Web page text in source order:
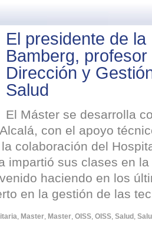
El presidente de
Bamberg,
Dirección y
Salud
El Máster se desarrolla
con el apoyo
colaboración del
impartió sus clases en
haciendo en los
en la gestión de las
Master Master OISS OISS Salud